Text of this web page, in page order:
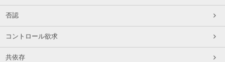
否認
コントロール欲求
共依存